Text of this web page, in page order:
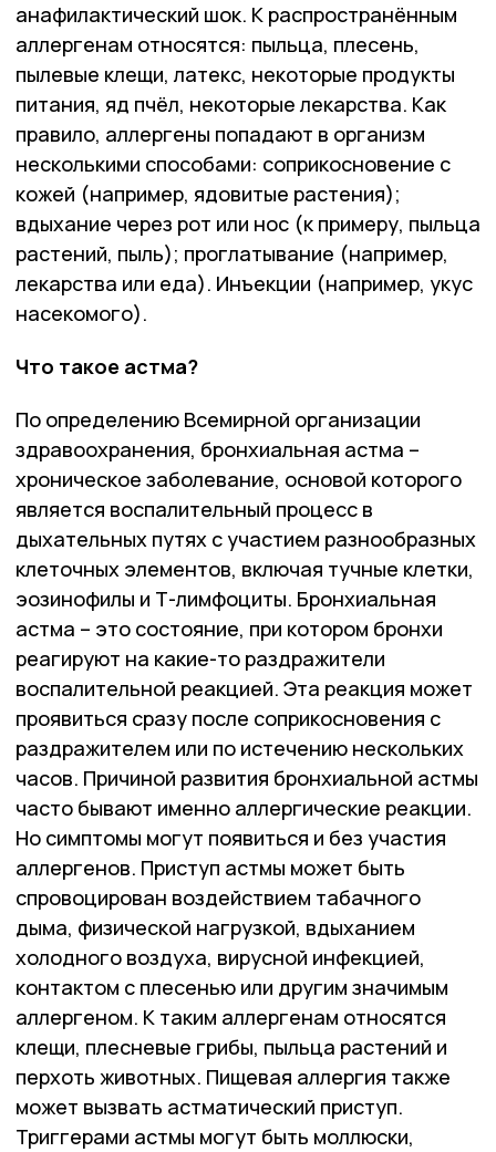
анафилактический шок. К распространённым
аллергенам относятся: пыльца, плесень,
пылевые клещи, латекс, некоторые продукты
питания, яд пчёл, некоторые лекарства. Как
правило, аллергены попадают в организм
несколькими способами: соприкосновение с
кожей (например, ядовитые растения);
вдыхание через рот или нос (к примеру, пыльца
растений, пыль); проглатывание (например,
лекарства или еда). Инъекции (например, укус
насекомого).
Что такое астма?
По определению Всемирной организации
здравоохранения, бронхиальная астма –
хроническое заболевание, основой которого
является воспалительный процесс в
дыхательных путях с участием разнообразных
клеточных элементов, включая тучные клетки,
эозинофилы и Т-лимфоциты. Бронхиальная
астма – это состояние, при котором бронхи
реагируют на какие-то раздражители
воспалительной реакцией. Эта реакция может
проявиться сразу после соприкосновения с
раздражителем или по истечению нескольких
часов. Причиной развития бронхиальной астмы
часто бывают именно аллергические реакции.
Но симптомы могут появиться и без участия
аллергенов. Приступ астмы может быть
спровоцирован воздействием табачного
дыма, физической нагрузкой, вдыханием
холодного воздуха, вирусной инфекцией,
контактом с плесенью или другим значимым
аллергеном. К таким аллергенам относятся
клещи, плесневые грибы, пыльца растений и
перхоть животных. Пищевая аллергия также
может вызвать астматический приступ.
Триггерами астмы могут быть моллюски,